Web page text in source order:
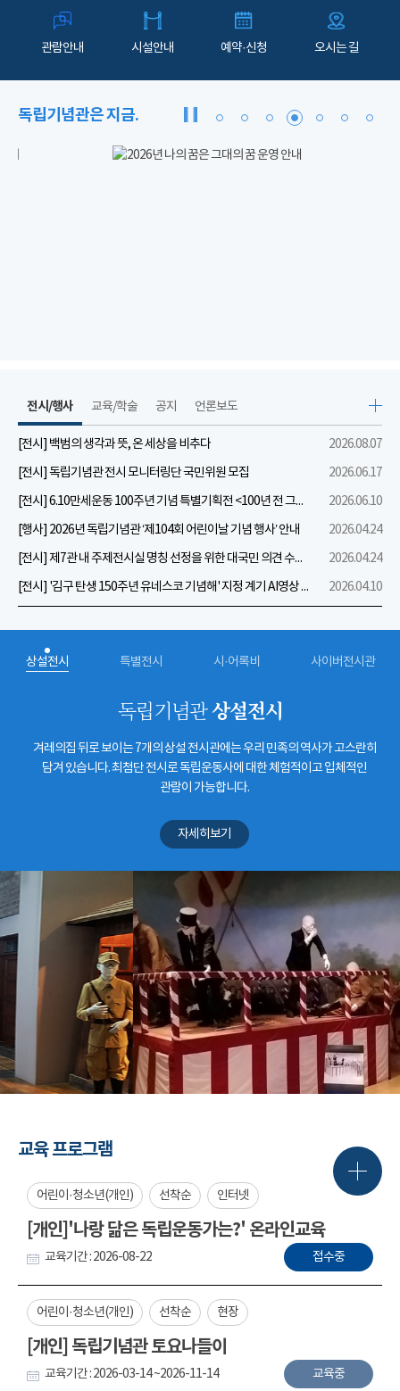
관람안내 시설안내 예약·신청 오시는 길
독립기념관은 지금.
전시/행사
[전시] 백범의 생각과 뜻, 온 세상을 비추다
2026.08.07
[전시] 독립기념관 전시 모니터링단 국민위원 모집
2026.06.17
[전시] 6.10만세운동 100주년 기념 특별기획전 <100년 전 그날을 보다: 6.10만세운동>
2026.06.10
[행사] 2026년 독립기념관 ‘제104회 어린이날 기념 행사’ 안내
2026.04.24
[전시] 제7관 내 주제전시실 명칭 선정을 위한 대국민 의견 수렴 실시
2026.04.24
[전시] '김구 탄생 150주년 유네스코 기념해' 지정 계기 AI영상 국민공모 개최 안내
2026.04.10
교육/학술 공지 언론보도
상설전시 특별전시 시·어록비 사이버전시관
독립기념관상설전시
겨레의집 뒤로 보이는 7개의 상설 전시관에는 우리 민족의 역사가 고스란히
담겨 있습니다. 최첨단 전시로 독립운동사에 대한 체험적이고 입체적인
관람이 가능합니다.
자세히보기
교육 프로그램
어린이·청소년(개인) 선착순 인터넷
[개인]'나랑 닮은 독립운동가는?' 온라인교육
교육기간 : 2026-08-22 접수중
어린이·청소년(개인) 선착순 현장
[개인] 독립기념관 토요나들이
교육기간 : 2026-03-14 ~2026-11-14 교육중